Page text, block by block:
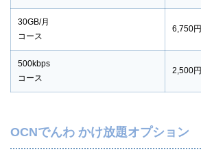
30GB/月
コース
6,750円
500kbps
コース
2,500円
OCNでんわ かけ放題オプション